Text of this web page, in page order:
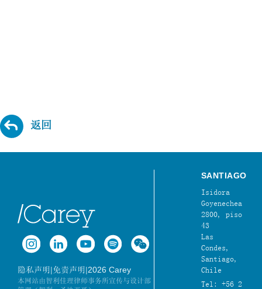
返回
隐私声明|免责声明|2026 Carey
本网站由智利佳理律师事务所宣传与设计部
SANTIAGO
Isidora
Goyenechea
2800, piso
43
Las
Condes,
Santiago,
Chile
Tel: +56 2